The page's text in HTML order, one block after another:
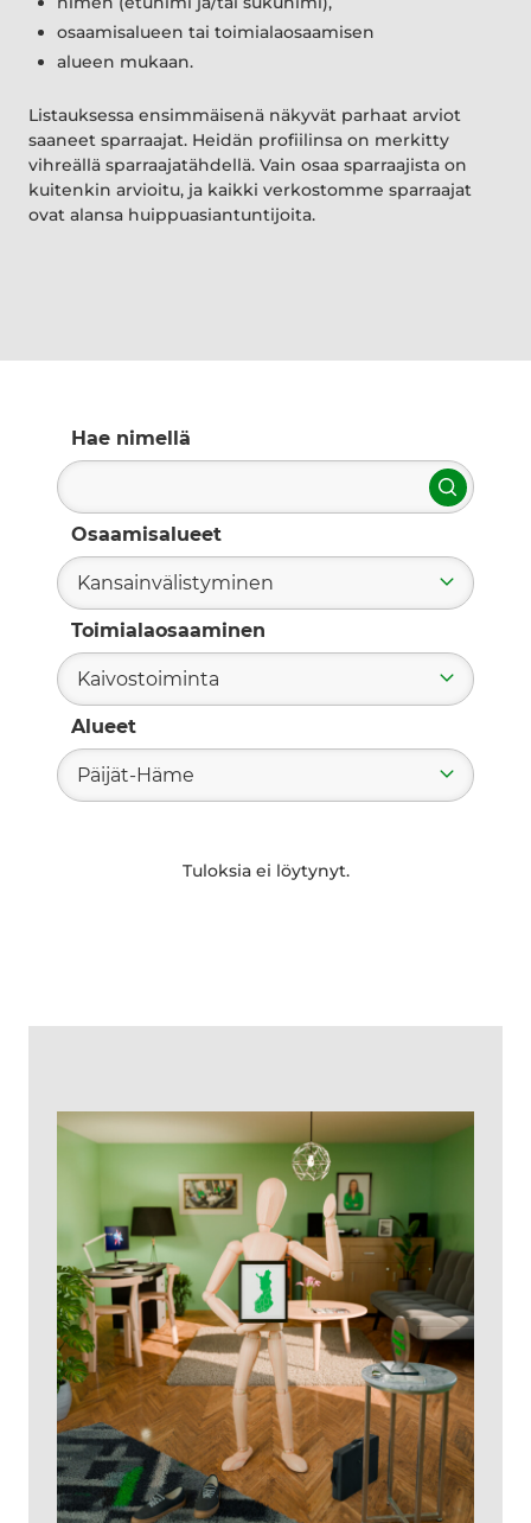
osaamisalueen tai toimialaosaamisen
alueen mukaan.
Listauksessa ensimmäisenä näkyvät parhaat arviot
saaneet sparraajat. Heidän profiilinsa on merkitty
vihreällä sparraajatähdellä. Vain osaa sparraajista on
kuitenkin arvioitu, ja kaikki verkostomme sparraajat
ovat alansa huippuasiantuntijoita.
Hae nimellä
Hae
Osaamisalueet
Kansainvälistyminen
Toimialaosaaminen
Kaivostoiminta
Alueet
Päijät-Häme
Tuloksia ei löytynyt.